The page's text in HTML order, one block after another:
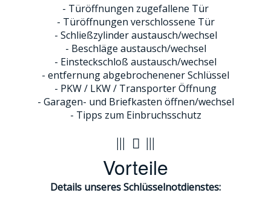
- Türöffnungen zugefallene Tür
- Türöffnungen verschlossene Tür
- Schließzylinder austausch/wechsel
- Beschläge austausch/wechsel
- Einsteckschloß austausch/wechsel
- entfernung abgebrochenener Schlüssel
- PKW / LKW / Transporter Öffnung
- Garagen- und Briefkasten öffnen/wechsel
- Tipps zum Einbruchsschutz
Vorteile
Details unseres Schlüsselnotdienstes: